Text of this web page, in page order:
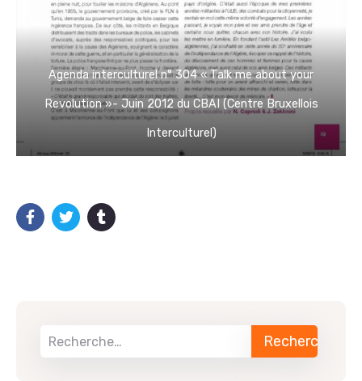
Agenda interculturel n° 304 « Talk me about your
Revolution »- Juin 2012 du CBAI (Centre Bruxellois
Interculturel)